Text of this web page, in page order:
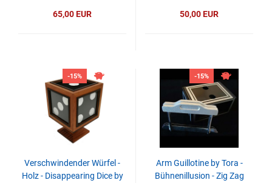
65,00 EUR 50,00 EUR
-15%
Verschwindender Würfel -
Holz - Disappearing Dice by
-15%
Arm Guillotine by Tora -
Bühnenillusion - Zig Zag